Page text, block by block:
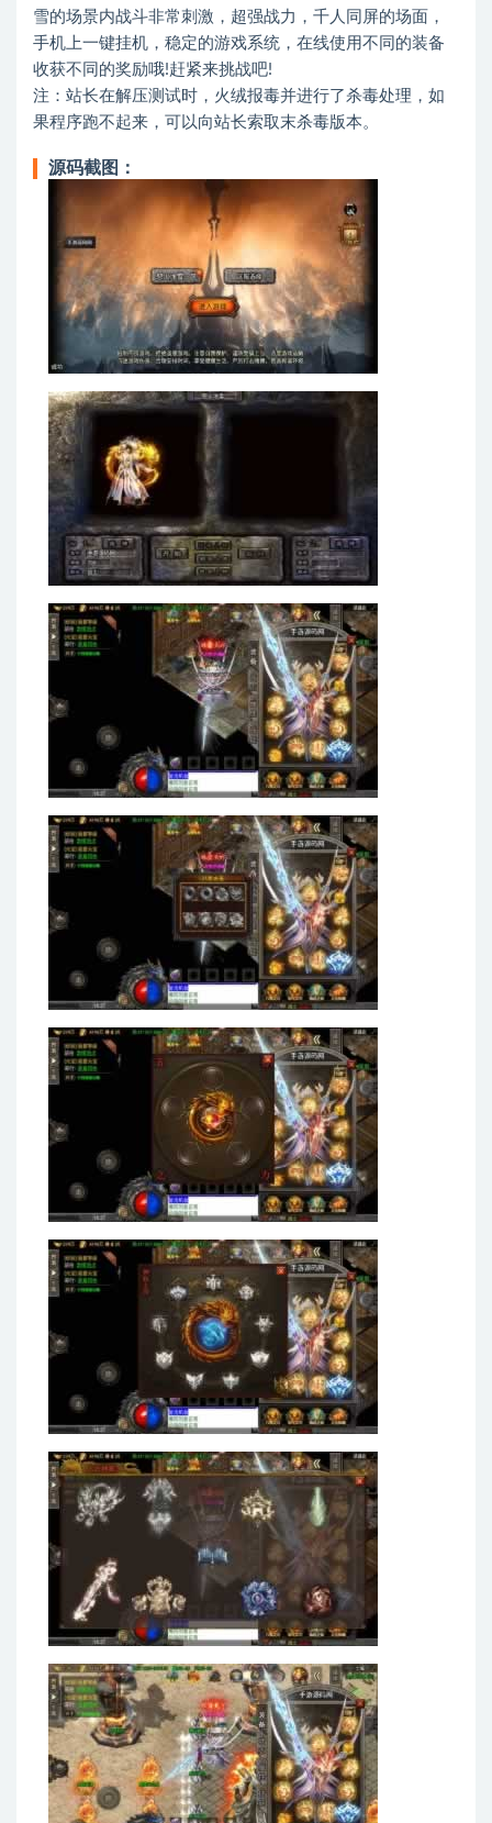
雪的场景内战斗非常刺激，超强战力，千人同屏的场面，
手机上一键挂机，稳定的游戏系统，在线使用不同的装备
收获不同的奖励哦!赶紧来挑战吧!
注：站长在解压测试时，火绒报毒并进行了杀毒处理，如
果程序跑不起来，可以向站长索取末杀毒版本。
源码截图：